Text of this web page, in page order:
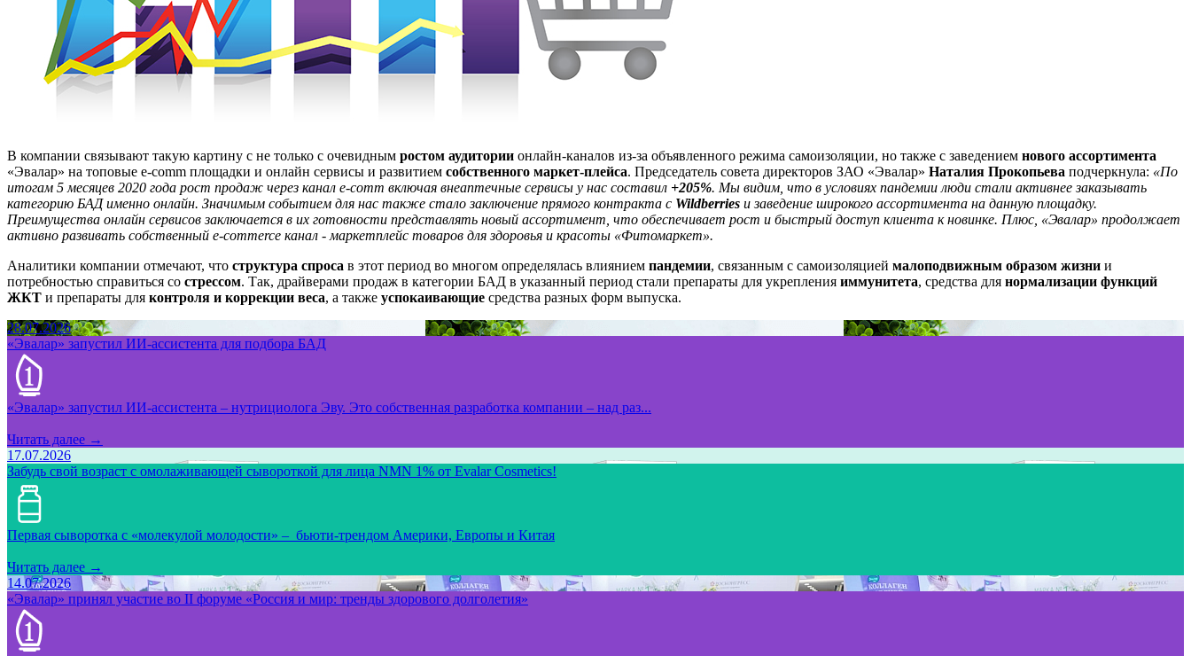
В компании связывают такую картину с не только с очевидным ростом аудитории онлайн-каналов из-за объявленного режима самоизоляции, но также с заведением нового ассортимента
«Эвалар» на топовые е-comm площадки и онлайн сервисы и развитием собственного маркет‑плейса. Председатель совета директоров ЗАО «Эвалар» Наталия Прокопьева подчеркнула: «По
итогам 5 месяцев 2020 года рост продаж через канал e-comm включая внеаптечные сервисы у нас составил +205%. Мы видим, что в условиях пандемии люди стали активнее заказывать
категорию БАД именно онлайн. Значимым событием для нас также стало заключение прямого контракта с Wildberries и заведение широкого ассортимента на данную площадку.
Преимущества онлайн сервисов заключается в их готовности представлять новый ассортимент, что обеспечивает рост и быстрый доступ клиента к новинке. Плюс, «Эвалар» продолжает
активно развивать собственный е-commerce канал - маркетплейс товаров для здоровья и красоты «Фитомаркет».
Аналитики компании отмечают, что структура спроса в этот период во многом определялась влиянием пандемии, связанным с самоизоляцией малоподвижным образом жизни и
потребностью справиться со стрессом. Так, драйверами продаж в категории БАД в указанный период стали препараты для укрепления иммунитета, средства для нормализации функций
ЖКТ и препараты для контроля и коррекции веса, а также успокаивающие средства разных форм выпуска.
28.07.2026
«Эвалар» запустил ИИ-ассистента для подбора БАД
«Эвалар» запустил ИИ-ассистента – нутрициолога Эву. Это собственная разработка компании – над раз...
Читать далее →
17.07.2026
Забудь свой возраст с омолаживающей сывороткой для лица NMN 1% от Evalar Cosmetics!
Первая сыворотка с «молекулой молодости» – бьюти-трендом Америки, Европы и Китая
Читать далее →
14.07.2026
«Эвалар» принял участие во II форуме «Россия и мир: тренды здорового долголетия»